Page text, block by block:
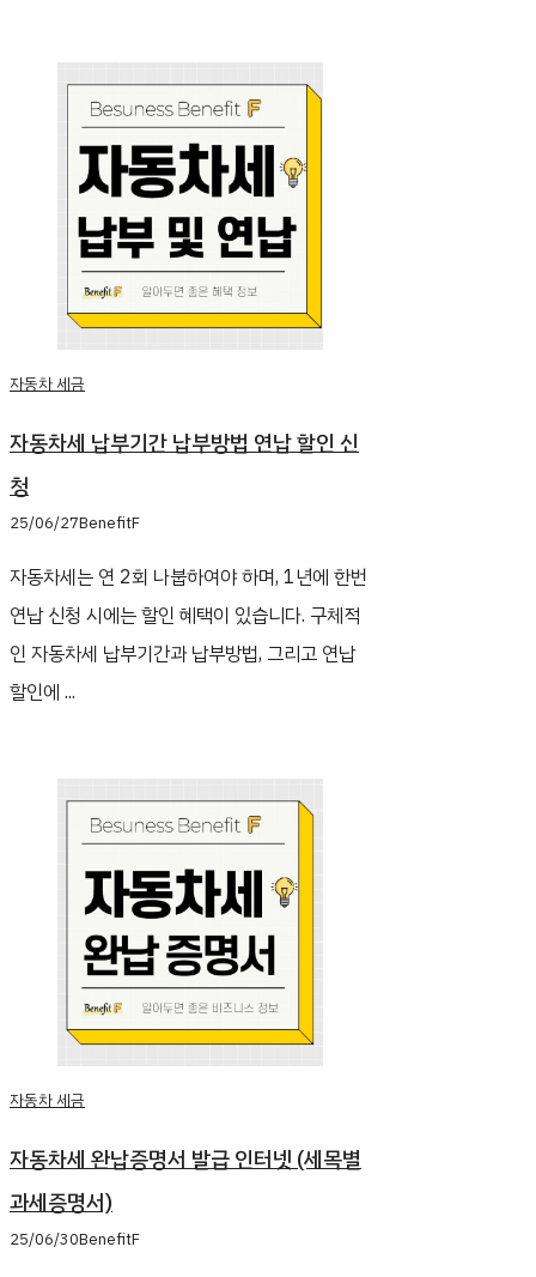
자동차 세금
자동차세 납부기간 납부방법 연납 할인 신
청
25/06/27BenefitF
자동차세는 연 2회 나붑하여야 하며, 1년에 한번
연납 신청 시에는 할인 혜택이 있습니다. 구체적
인 자동차세 납부기간과 납부방법, 그리고 연납
할인에 ...
자동차 세금
자동차세 완납증명서 발급 인터넷 (세목별
과세증명서)
25/06/30BenefitF